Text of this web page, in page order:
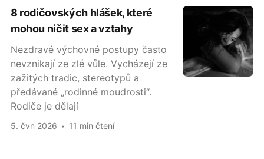
8 rodičovských hlášek, které
mohou ničit sex a vztahy
Nezdravé výchovné postupy často
nevznikají ze zlé vůle. Vycházejí ze
zažitých tradic, stereotypů a
předávané „rodinné moudrosti“.
Rodiče je dělají
5. čvn 2026 11 min čtení